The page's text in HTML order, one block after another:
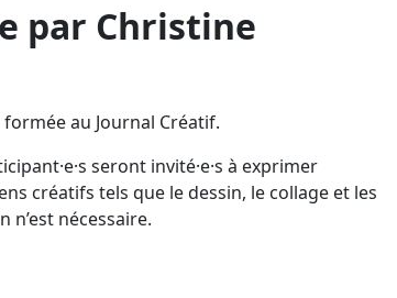
par Christine
au Journal Créatif.
seront invité·e·s à exprimer
créatifs tels que le dessin, le collage et les
nécessaire.